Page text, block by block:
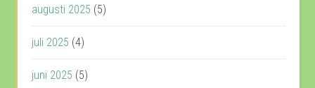
augusti 2025 (5)
juli 2025 (4)
juni 2025 (5)